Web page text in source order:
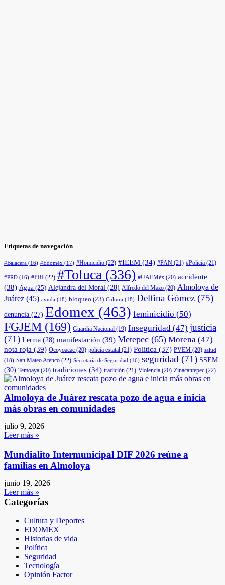
Etiquetas de navegación
#Balacera (16) #Edoméx (17) #Homicidio (22) #IEEM (34) #PAN (21) #Policía (21)
#PRD (16) #PRI (22) #Toluca (336) #UAEMéx (20) accidente
(38) Agua (25) Alejandra del Moral (28) Alfredo del Mazo (20) Almoloya de
Juárez (45) ayuda (18) bloqueo (23) Cultura (18) Delfina Gómez (75)
denuncia (27) Edomex (463) feminicidio (50)
FGJEM (169) Guardia Nacional (19) Inseguridad (47) justicia
(71) Lerma (28) manifestación (39) Metepec (65) Morena (47)
nota roja (39) Ocoyoacac (20) policía estatal (21) Politica (37) PVEM (20) salud
(18) San Mateo Atenco (22) Secretaría de Seguridad (16) seguridad (71) SSEM
(30) Temoaya (20) tradiciones (34) tradición (21) Violencia (20) Zinacantepec (22)
Almoloya de Juárez rescata pozo de agua e inicia
más obras en comunidades
julio 9, 2026
Leer más »
Mundialito Intermunicipal DIF 2026 reúne a
familias en Almoloya
junio 19, 2026
Leer más »
Categorías
Cultura y Deportes
EDOMEX
Historias de vida
Política
Seguridad
Tecnología
Opinión Factor